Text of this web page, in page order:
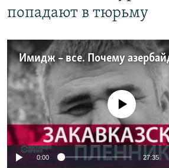
попадают в тюрьму
No media source currently
0:00 27:35